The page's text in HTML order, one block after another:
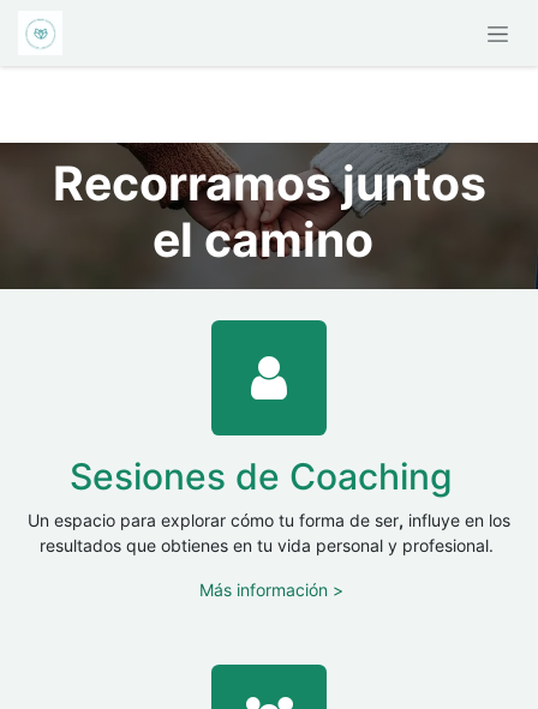
Recorramos juntos
el camino
Sesiones de Coaching
Un espacio para explorar cómo tu forma de ser, influye en los
resultados que obtienes en tu vida personal y profesional.
Más información >